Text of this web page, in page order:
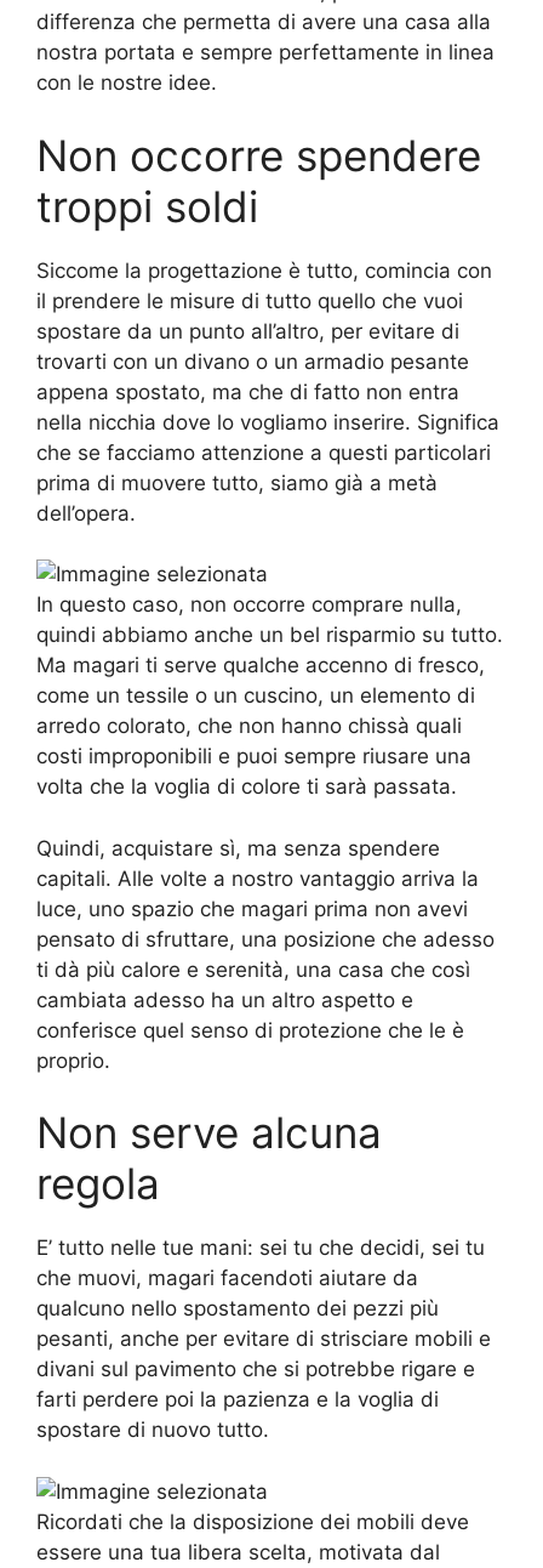
differenza che permetta di avere una casa alla
nostra portata e sempre perfettamente in linea
con le nostre idee.
Non occorre spendere
troppi soldi
Siccome la progettazione è tutto, comincia con
il prendere le misure di tutto quello che vuoi
spostare da un punto all’altro, per evitare di
trovarti con un divano o un armadio pesante
appena spostato, ma che di fatto non entra
nella nicchia dove lo vogliamo inserire. Significa
che se facciamo attenzione a questi particolari
prima di muovere tutto, siamo già a metà
dell’opera.
In questo caso, non occorre comprare nulla,
quindi abbiamo anche un bel risparmio su tutto.
Ma magari ti serve qualche accenno di fresco,
come un tessile o un cuscino, un elemento di
arredo colorato, che non hanno chissà quali
costi improponibili e puoi sempre riusare una
volta che la voglia di colore ti sarà passata.
Quindi, acquistare sì, ma senza spendere
capitali. Alle volte a nostro vantaggio arriva la
luce, uno spazio che magari prima non avevi
pensato di sfruttare, una posizione che adesso
ti dà più calore e serenità, una casa che così
cambiata adesso ha un altro aspetto e
conferisce quel senso di protezione che le è
proprio.
Non serve alcuna
regola
E’ tutto nelle tue mani: sei tu che decidi, sei tu
che muovi, magari facendoti aiutare da
qualcuno nello spostamento dei pezzi più
pesanti, anche per evitare di strisciare mobili e
divani sul pavimento che si potrebbe rigare e
farti perdere poi la pazienza e la voglia di
spostare di nuovo tutto.
Ricordati che la disposizione dei mobili deve
essere una tua libera scelta, motivata dal